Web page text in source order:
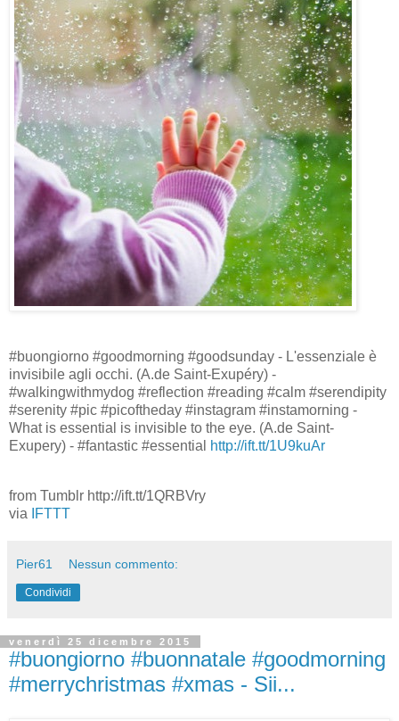
#buongiorno #goodmorning #goodsunday - L'essenziale è
invisibile agli occhi. (A.de Saint-Exupéry) -
#walkingwithmydog #reflection #reading #calm #serendipity
#serenity #pic #picoftheday #instagram #instamorning -
What is essential is invisible to the eye. (A.de Saint-
Exupery) - #fantastic #essential
http://ift.tt/1U9kuAr
from Tumblr http://ift.tt/1QRBVry
via
IFTTT
Pier61 Nessun commento:
Condividi
venerdì 25 dicembre 2015
#buongiorno #buonnatale #goodmorning
#merrychristmas #xmas - Sii...